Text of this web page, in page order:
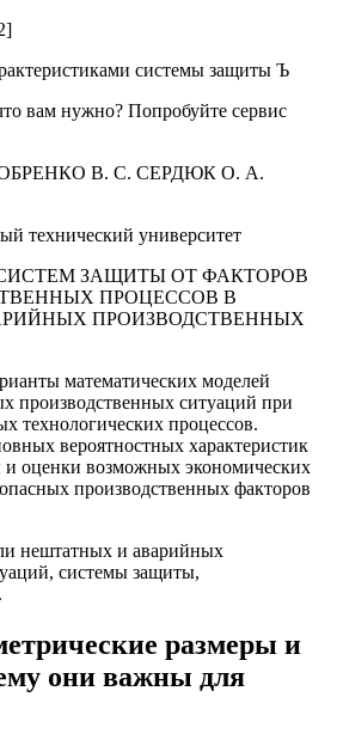
системы защиты Ъ
вам нужно? Попробуйте сервис
В. С. СЕРДЮК О. А.
технический университет
ЗАЩИТЫ ОТ ФАКТОРОВ
ПРОЦЕССОВ В
ПРОИЗВОДСТВЕННЫХ
математических моделей
производственных ситуаций при
технологических процессов.
вероятностных характеристик
и оценки возможных экономических
производственных факторов
нештатных и аварийных
системы защиты,
размеры и
они важны для